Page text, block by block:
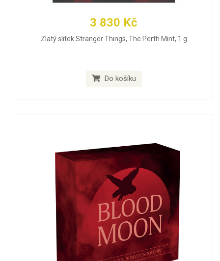
3 830 Kč
Zlatý slitek Stranger Things, The Perth Mint, 1 g
Do košíku